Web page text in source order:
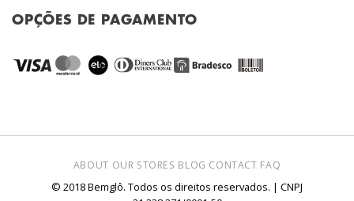
OPÇÕES DE PAGAMENTO
ABOUT OUR STORES BLOG CONTACT FAQ
© 2018 Bemglô. Todos os direitos reservados. | CNPJ